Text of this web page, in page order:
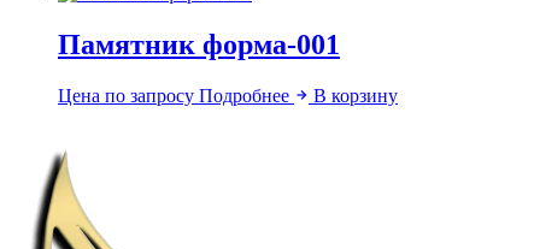
Памятник форма-001
Цена по запросу Подробнее В корзину